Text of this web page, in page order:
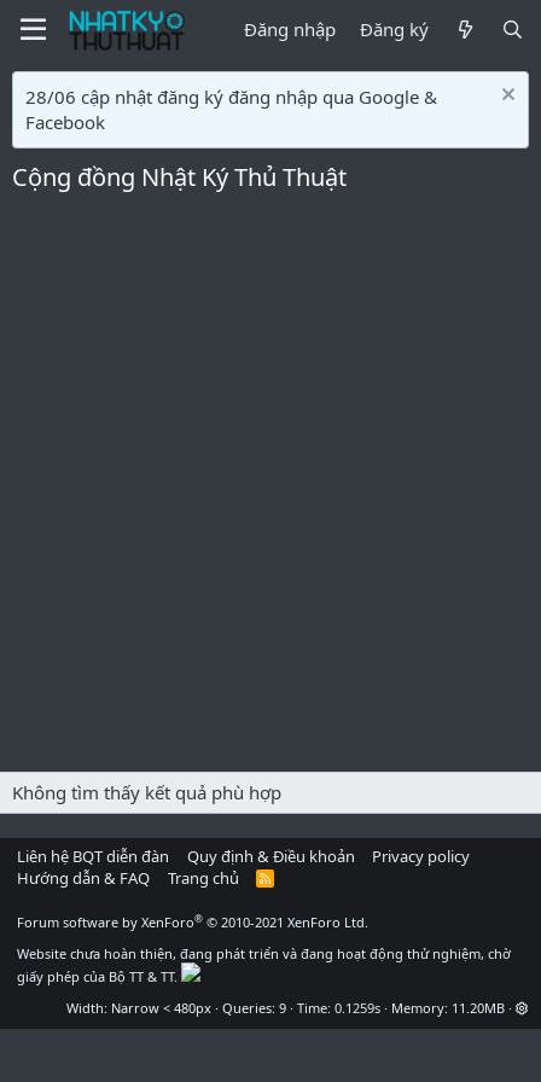
Đăng nhập Đăng ký
28/06 cập nhật đăng ký đăng nhập qua Google &
Facebook
Cộng đồng Nhật Ký Thủ Thuật
Không tìm thấy kết quả phù hợp
Liên hệ BQT diễn đàn Quy định & Điều khoản
Privacy policy
Hướng dẫn & FAQ
Trang chủ
R
Forum software by XenForo® © 2010-2021 XenForo Ltd.
Website chưa hoàn thiện, đang phát triển và đang hoạt động thử nghiệm, chờ
giấy phép của Bộ TT & TT.
Width
Queries 9 Time 0.1259s Memory 11.20MB